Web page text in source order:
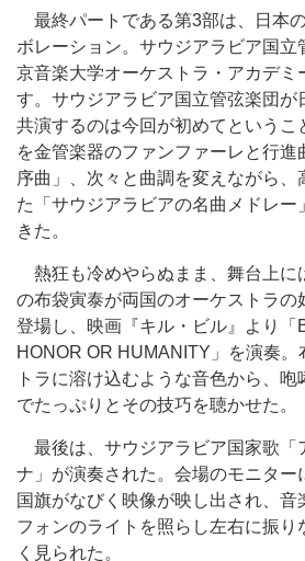
最終パートである第3部は、日本
ボレーション。サウジアラビア国立
京音楽大学オーケストラ・アカデミ
す。サウジアラビア国立管弦楽団が
共演するのは今回が初めてというこ
を金管楽器のファンファーレと行
序曲」、次々と曲調を変えながら、
た「サウジアラビアの名曲メドレー
きた。
熱狂も冷めやらぬまま、舞台上に
の布袋寅泰が両国のオーケストラの
登場し、映画『キル・ビル』より「
HONOR OR HUMANITY」を演奏。
トラに溶け込むような音色から、咆
でたっぷりとその技巧を聴かせた。
最後は、サウジアラビア国家歌「
ナ」が演奏された。会場のモニター
国旗がなびく映像が映し出され、音
フォンのライトを照らし左右に振り
く見られた。